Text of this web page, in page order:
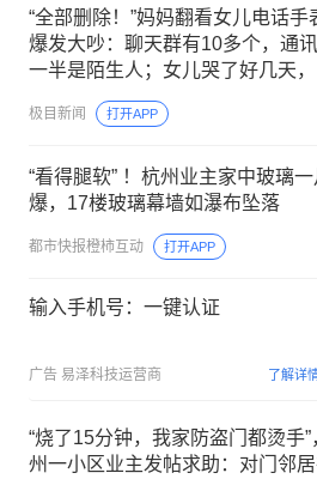
“全部删除！”妈妈翻看女儿电话手
爆发大吵：聊天群有10多个，通
一半是陌生人；女儿哭了好几天，
极目新闻 打开APP
“看得腿软” ！杭州业主家中玻璃
爆，17楼玻璃幕墙如瀑布坠落
都市快报橙柿互动 打开APP
输入手机号：一键认证
广告 易泽科技运营商 了解详
“烧了15分钟，我家防盗门都烫手”
州一小区业主发帖求助：对门邻